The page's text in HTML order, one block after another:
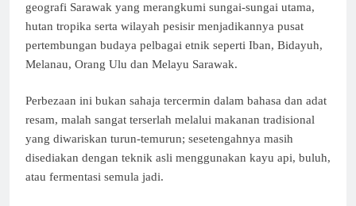
geografi Sarawak yang merangkumi sungai-sungai utama,
hutan tropika serta wilayah pesisir menjadikannya pusat
pertembungan budaya pelbagai etnik seperti Iban, Bidayuh,
Melanau, Orang Ulu dan Melayu Sarawak.
Perbezaan ini bukan sahaja tercermin dalam bahasa dan adat
resam, malah sangat terserlah melalui makanan tradisional
yang diwariskan turun-temurun; sesetengahnya masih
disediakan dengan teknik asli menggunakan kayu api, buluh,
atau fermentasi semula jadi.